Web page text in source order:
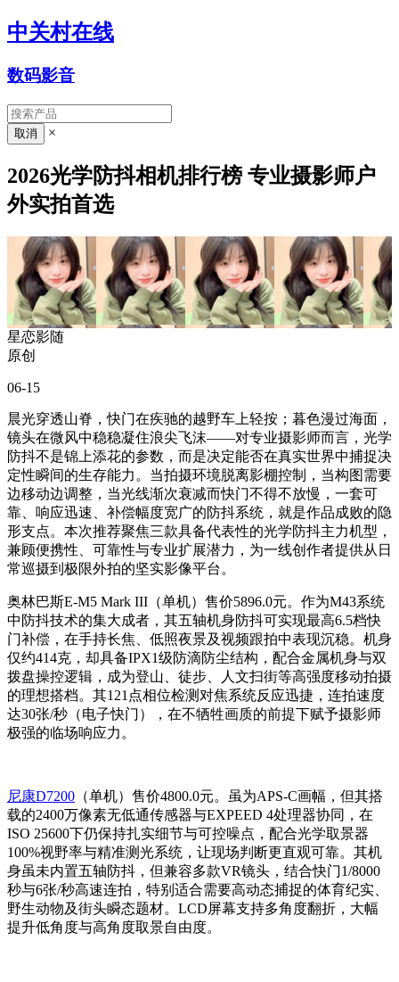
中关村在线
数码影音
×
2026光学防抖相机排行榜 专业摄影师户
外实拍首选
星恋影随
原创
06-15
晨光穿透山脊，快门在疾驰的越野车上轻按；暮色漫过海面，
镜头在微风中稳稳凝住浪尖飞沫——对专业摄影师而言，光学
防抖不是锦上添花的参数，而是决定能否在真实世界中捕捉决
定性瞬间的生存能力。当拍摄环境脱离影棚控制，当构图需要
边移动边调整，当光线渐次衰减而快门不得不放慢，一套可
靠、响应迅速、补偿幅度宽广的防抖系统，就是作品成败的隐
形支点。本次推荐聚焦三款具备代表性的光学防抖主力机型，
兼顾便携性、可靠性与专业扩展潜力，为一线创作者提供从日
常巡摄到极限外拍的坚实影像平台。
奥林巴斯E-M5 Mark III（单机）售价5896.0元。作为M43系统
中防抖技术的集大成者，其五轴机身防抖可实现最高6.5档快
门补偿，在手持长焦、低照夜景及视频跟拍中表现沉稳。机身
仅约414克，却具备IPX1级防滴防尘结构，配合金属机身与双
拨盘操控逻辑，成为登山、徒步、人文扫街等高强度移动拍摄
的理想搭档。其121点相位检测对焦系统反应迅捷，连拍速度
达30张/秒（电子快门），在不牺牲画质的前提下赋予摄影师
极强的临场响应力。
尼康D7200 （单机）售价4800.0元。虽为APS-C画幅，但其搭
载的2400万像素无低通传感器与EXPEED 4处理器协同，在
ISO 25600下仍保持扎实细节与可控噪点，配合光学取景器
100%视野率与精准测光系统，让现场判断更直观可靠。其机
身虽未内置五轴防抖，但兼容多款VR镜头，结合快门1/8000
秒与6张/秒高速连拍，特别适合需要高动态捕捉的体育纪实、
野生动物及街头瞬态题材。LCD屏幕支持多角度翻折，大幅
提升低角度与高角度取景自由度。